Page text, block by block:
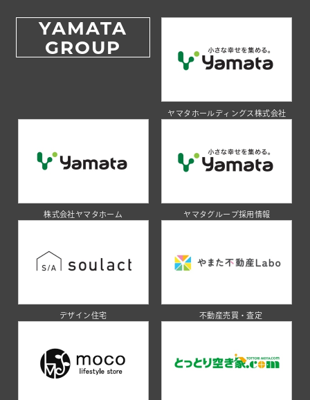
YAMATA
GROUP
ヤマタホールディングス株式会社
株式会社ヤマタホーム ヤマタグループ採用情報
デザイン住宅 不動産売買・査定